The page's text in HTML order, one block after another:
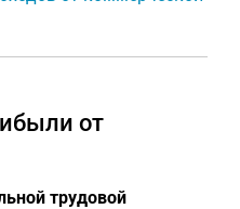
от
трудовой